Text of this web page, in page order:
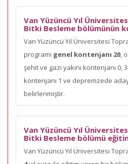
Van Yüzüncü Yıl
Bitki Besleme bölümünün
Van Yüzüncü Yıl Üniversitesi
programı genel kontenjanı 20,
şehit ve gazi yakını kontenjanı 0,
kontenjanı 1 ve depremzede
belirlenmiştir.
Van Yüzüncü Yıl
Bitki Besleme bölümü
Van Yüzüncü Yıl Üniversitesi